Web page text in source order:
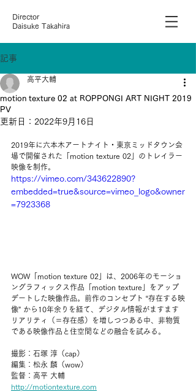
Director
Daisuke Takahira
記事
motion texture 02 at ROPPONGI ART NIGHT 2019
PV
高平大輔
更新日： 2022年9月16日
2019年に六本木アートナイト・東京ミッドタウン会
場で開催された「motion texture 02」のトレイラー
映像を制作。
https://vimeo.com/343622890?
embedded=true&source=vimeo_logo&owner
=7923368
WOW「motion texture 02」は、2006年のモーショ
ングラフィックス作品「motion texture」をアップ
デートした映像作品。前作のコンセプト “存在する映
像” から10年余りを経て、デジタル情報がますます
リアリティ（＝存在感）を増しつつある中、非物質
である映像作品と住空間などの融合を試みる。
撮影：石塚 淳（cap）
編集：松永 麟（wow）
監督：高平 大輔
http://motiontexture.com